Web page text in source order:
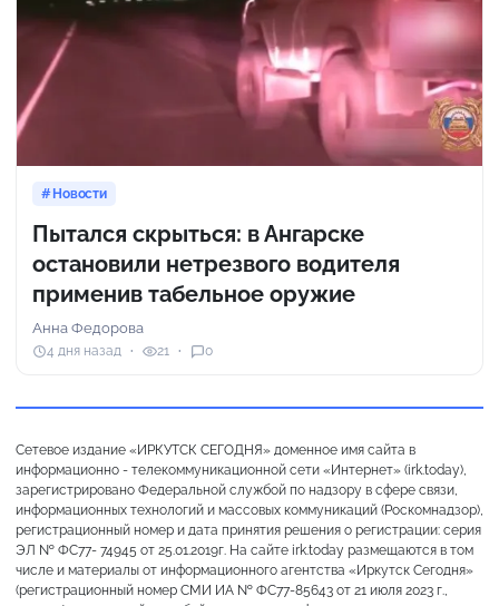
Новости
Пытался скрыться: в Ангарске
остановили нетрезвого водителя
применив табельное оружие
Анна Федорова
4 дня назад 21 0
Сетевое издание «ИРКУТСК СЕГОДНЯ» доменное имя сайта в
информационно - телекоммуникационной сети «Интернет» (irk.today),
зарегистрировано Федеральной службой по надзору в сфере связи,
информационных технологий и массовых коммуникаций (Роскомнадзор),
регистрационный номер и дата принятия решения о регистрации: серия
ЭЛ № ФС77- 74945 от 25.01.2019г. На сайте irk.today размещаются в том
числе и материалы от информационного агентства «Иркутск Сегодня»
(регистрационный номер СМИ ИА № ФС77-85643 от 21 июля 2023 г.,